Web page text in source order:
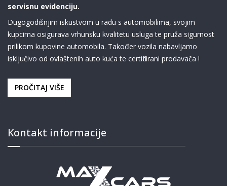
servisnu evidenciju.
Dugogodišnjim iskustvom u radu s automobilima, svojim
kupcima osigurava vrhunsku kvalitetu usluga te pruža sigurnost
prilikom kupovine automobila. Također vozila nabavljamo
isključivo od ovlaštenih auto kuća te certificirani prodavača !
PROČITAJ VIŠE
Kontakt informacije